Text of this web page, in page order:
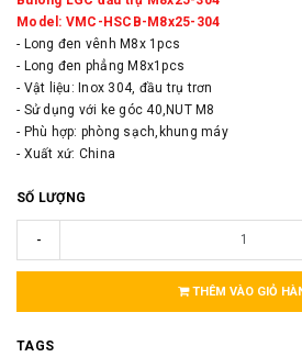
Model: VMC-HSCB-M8x25-304
- Long đen vênh M8x 1pcs
- Long đen phẳng M8x1pcs
- Vật liệu: Inox 304, đầu trụ trơn
- Sử dụng với ke góc 40,NUT M8
- Phù hợp: phòng sạch,khung máy
- Xuất xứ: China
SỐ LƯỢNG
-
THÊM VÀO GIỎ
TAGS